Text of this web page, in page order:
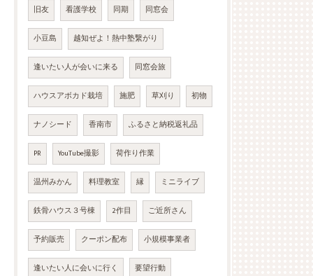
旧友 看護学校 同期 同窓会
小豆島 越知ぜよ！熱中塾繋がり
逢いたい人が会いに来る 同窓会旅
ハウスアボカド栽培 施肥 草刈り 初物
ナノシード 香南市 ふるさと納税返礼品
PR YouTube撮影 荷作り作業
温州みかん 料理教室 縁 ミニライブ
鉄骨ハウス３号棟 2作目 ご近所さん
予約販売 クーポン配布 小規模事業者
逢いたい人に会いに行く 要望行動